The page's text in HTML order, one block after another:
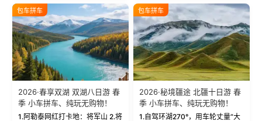
绝美瞬间。 赛湖坦克300跟车视
频：专业摄影师...
瓦人最大村落——禾木村，欣赏
晨雾与小木...
包车拼车
2026·春享双湖 双湖八日游 春
季 小车拼车、纯玩无购物！
1.阿勒泰网红打卡地：将军山 2.将
包车拼车
2026·秘境疆途 北疆十日游 春
季 小车拼车、纯玩无购物！
1.自驾环湖270°，用车轮丈量“大